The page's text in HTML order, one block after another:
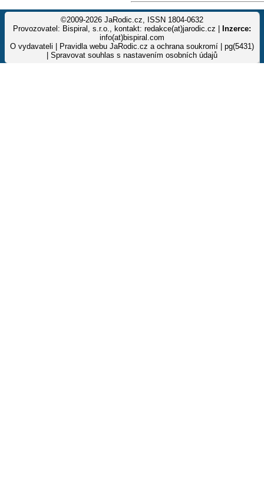
©2009-2026 JaRodic.cz, ISSN 1804-0632
Provozovatel: Bispiral, s.r.o., kontakt: redakce(at)jarodic.cz |
Inzerce:
info(at)bispiral.com
O vydavateli
Pravidla webu JaRodic.cz a ochrana soukromí | pg(5431)
Spravovat souhlas s nastavením osobních údajů